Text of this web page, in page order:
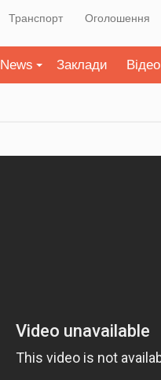
Транспорт Оголошення
News Заклади Відео